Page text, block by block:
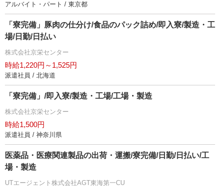
アルバイト・パート / 東京都
「寮完備」豚肉の仕分け/食品のパック詰め/即入寮/製造・工
場/日勤/日払い
株式会社京栄センター
時給1,220円～1,525円
派遣社員 / 北海道
「寮完備」/即入寮/製造・工場/工場・製造
株式会社京栄センター
時給1,500円
派遣社員 / 神奈川県
医薬品・医療関連製品の出荷・運搬/寮完備/日勤/日払い/工
場・製造
UTエージェント株式会社AGT東海第一CU